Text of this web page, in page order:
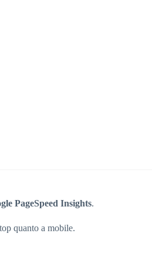
PageSpeed Insights.
quanto a mobile.